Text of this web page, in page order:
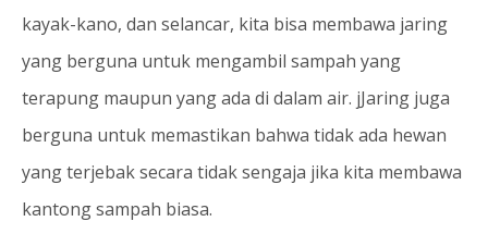
kayak-kano, dan selancar, kita bisa membawa jaring
yang berguna untuk mengambil sampah yang
terapung maupun yang ada di dalam air. jJaring juga
berguna untuk memastikan bahwa tidak ada hewan
yang terjebak secara tidak sengaja jika kita membawa
kantong sampah biasa.